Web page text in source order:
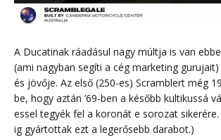
A Ducatinak ráadásul nagy múltja is van
(ami nagyban segíti a cég marketing
és jövője. Az első (250-es) Scramblert még
be, hogy aztán ’69-ben a később kultikussá
essel tegyék fel a koronát e sorozat sikerére.
ig gyártottak ezt a legerősebb darabot.)